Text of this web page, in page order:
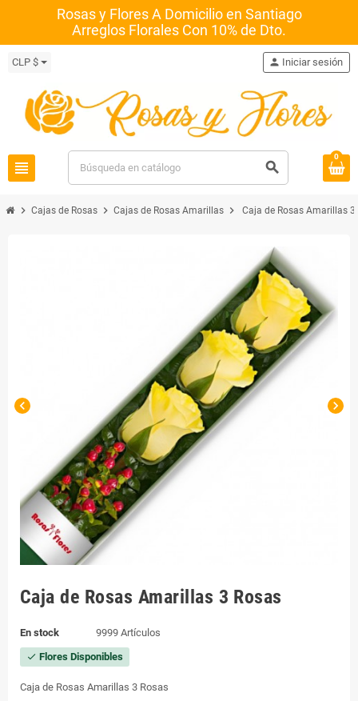
Rosas y Flores A Domicilio en Santiago
Arreglos Florales Con 10% de Dto.
CLP $
view_headline search
person Iniciar sesión
0
chevron_right Cajas de Rosas chevron_right Cajas de Rosas Amarillas chevron_right Caja de Rosas Amarillas 3
chevron_left chevron_right
Caja de Rosas Amarillas 3 Rosas
En stock 9999 Artículos
check Flores Disponibles
Caja de Rosas Amarillas 3 Rosas